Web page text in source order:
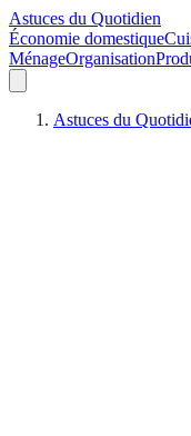
Astuces du Quotidien
Économie domestique
MénageOrganisation
Astuces du